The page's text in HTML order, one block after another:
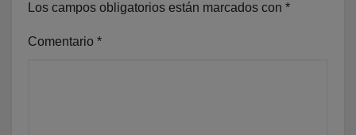
Los campos obligatorios están marcados con *
Comentario *